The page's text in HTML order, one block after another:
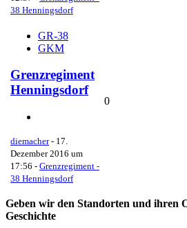
38 Henningsdorf
GR-38
GKM
Grenzregiment
Henningsdorf
diemacher- 17.
Dezember 2016 um
17:56 - Grenzregiment -
38 Henningsdorf
0
Geben wir den Standorten und ihren
Geschichte